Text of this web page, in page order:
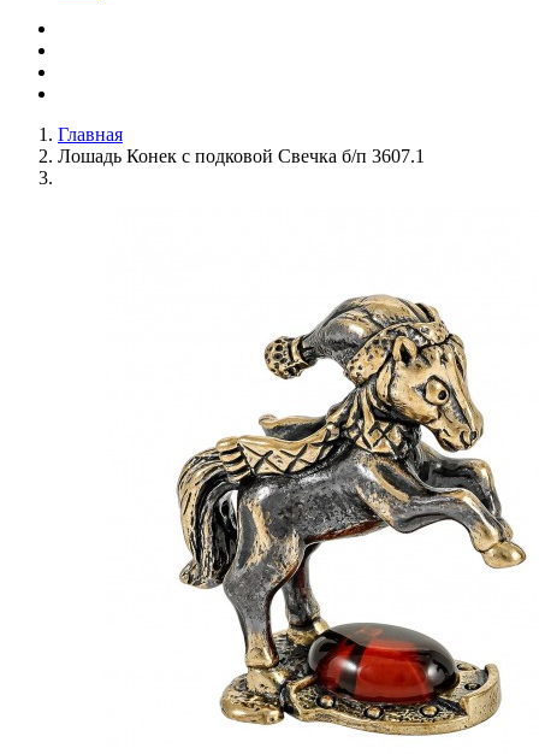
Главная
Лошадь Конек с подковой Свечка б/п 3607.1